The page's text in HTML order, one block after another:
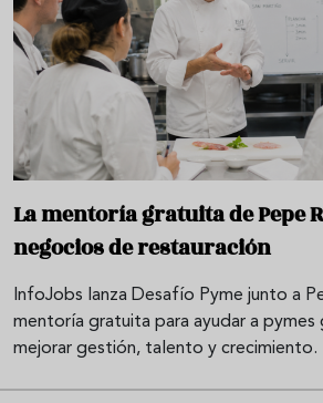
La mentoría gratuita de Pepe
negocios de restauración
InfoJobs lanza Desafío Pyme junto a
mentoría gratuita para ayudar a pymes
mejorar gestión, talento y crecimiento.